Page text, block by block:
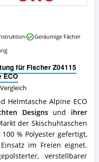
für Fischer Z04115
ECO
Helmtasche Alpine ECO
Designsund ihrer
der Skischuhtaschen
% Polyester gefertigt,
im Freien eignet.
verstellbarer
Geräumige Fächer